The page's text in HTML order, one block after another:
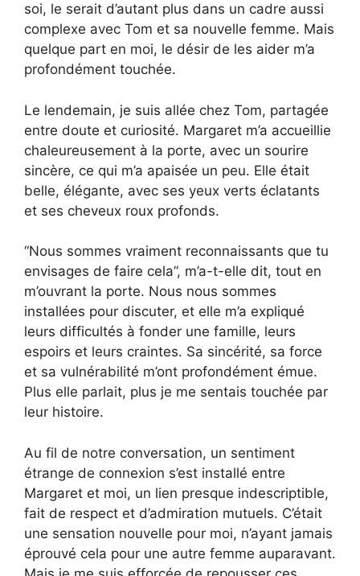
soi, le serait d’autant plus dans un cadre aussi
complexe avec Tom et sa nouvelle femme. Mais
quelque part en moi, le désir de les aider m’a
profondément touchée.
Le lendemain, je suis allée chez Tom, partagée
entre doute et curiosité. Margaret m’a accueillie
chaleureusement à la porte, avec un sourire
sincère, ce qui m’a apaisée un peu. Elle était
belle, élégante, avec ses yeux verts éclatants
et ses cheveux roux profonds.
“Nous sommes vraiment reconnaissants que tu
envisages de faire cela”, m’a-t-elle dit, tout en
m’ouvrant la porte. Nous nous sommes
installées pour discuter, et elle m’a expliqué
leurs difficultés à fonder une famille, leurs
espoirs et leurs craintes. Sa sincérité, sa force
et sa vulnérabilité m’ont profondément émue.
Plus elle parlait, plus je me sentais touchée par
leur histoire.
Au fil de notre conversation, un sentiment
étrange de connexion s’est installé entre
Margaret et moi, un lien presque indescriptible,
fait de respect et d’admiration mutuels. C’était
une sensation nouvelle pour moi, n’ayant jamais
éprouvé cela pour une autre femme auparavant.